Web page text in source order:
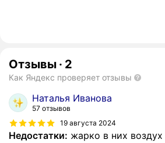
Отзывы · 2
Как Яндекс проверяет отзывы
Наталья Иванова
57 отзывов
19 августа 2024
Недостатки: жарко в них